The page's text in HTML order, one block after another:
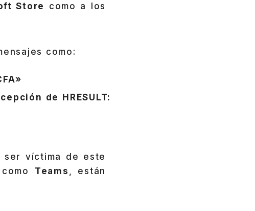
Store
como a los
como:
de HRESULT:
ser víctima de este
Teams
, están